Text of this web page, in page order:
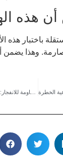
هذه
باختبار هذه
صارمة. وهذا يضمن